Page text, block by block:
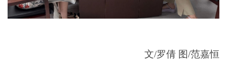
文/罗倩 图/范嘉恒